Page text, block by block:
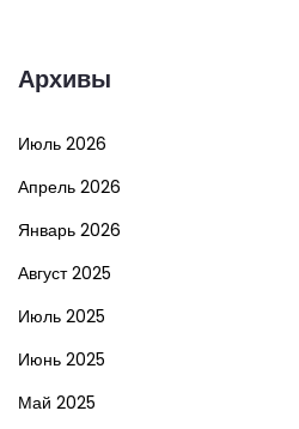
Архивы
Июль 2026
Апрель 2026
Январь 2026
Август 2025
Июль 2025
Июнь 2025
Май 2025